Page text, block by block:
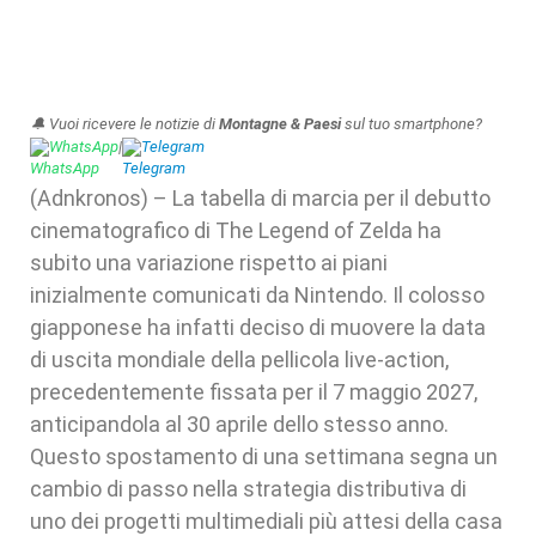
🔔 Vuoi ricevere le notizie di Montagne & Paesisul tuo smartphone?
WhatsApp| Telegram
(Adnkronos) – La tabella di marcia per il debutto
cinematografico di The Legend of Zelda ha
subito una variazione rispetto ai piani
inizialmente comunicati da Nintendo. Il colosso
giapponese ha infatti deciso di muovere la data
di uscita mondiale della pellicola live-action,
precedentemente fissata per il 7 maggio 2027,
anticipandola al 30 aprile dello stesso anno.
Questo spostamento di una settimana segna un
cambio di passo nella strategia distributiva di
uno dei progetti multimediali più attesi della casa